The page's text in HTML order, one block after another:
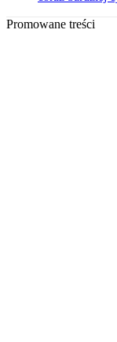
Promowane treści